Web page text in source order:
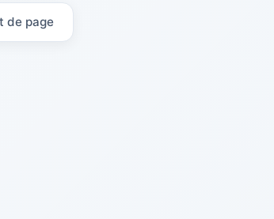
de page